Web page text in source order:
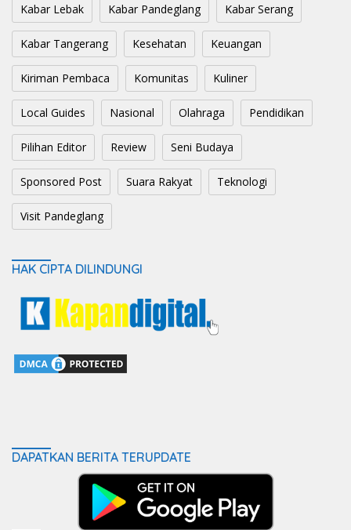
Kabar Lebak Kabar Pandeglang Kabar Serang
Kabar Tangerang Kesehatan Keuangan
Kiriman Pembaca Komunitas Kuliner
Local Guides Nasional Olahraga Pendidikan
Pilihan Editor Review Seni Budaya
Sponsored Post Suara Rakyat Teknologi
Visit Pandeglang
HAK CIPTA DILINDUNGI
DAPATKAN BERITA TERUPDATE